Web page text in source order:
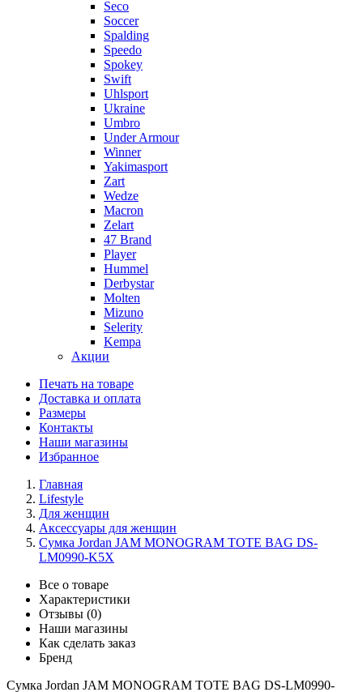
Seco
Soccer
Spalding
Speedo
Spokey
Swift
Uhlsport
Ukraine
Umbro
Under Armour
Winner
Yakimasport
Zart
Wedze
Macron
Zelart
47 Brand
Player
Hummel
Derbystar
Molten
Mizuno
Selerity
Kempa
Акции
Печать на товаре
Доставка и оплата
Размеры
Контакты
Наши магазины
Избранное
Главная
Lifestyle
Для женщин
Аксессуары для женщин
Сумка Jordan JAM MONOGRAM TOTE BAG DS-
LM0990-K5X
Все о товаре
Характеристики
Отзывы (0)
Наши магазины
Как сделать заказ
Бренд
Сумка Jordan JAM MONOGRAM TOTE BAG DS-LM0990-